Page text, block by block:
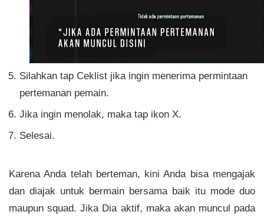
Silahkan tap Ceklist jika ingin menerima permintaan
pertemanan pemain.
Jika ingin menolak, maka tap ikon X.
Selesai.
Karena Anda telah berteman, kini Anda bisa mengajak
dan diajak untuk bermain bersama baik itu mode duo
maupun squad. Jika Dia aktif, maka akan muncul pada